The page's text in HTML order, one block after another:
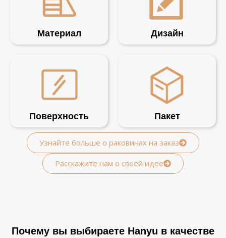
Материал Дизайн
Поверхность Пакет
Узнайте больше о раковинах на заказ
Расскажите нам о своей идее
Почему вы выбираете Hanyu в качестве